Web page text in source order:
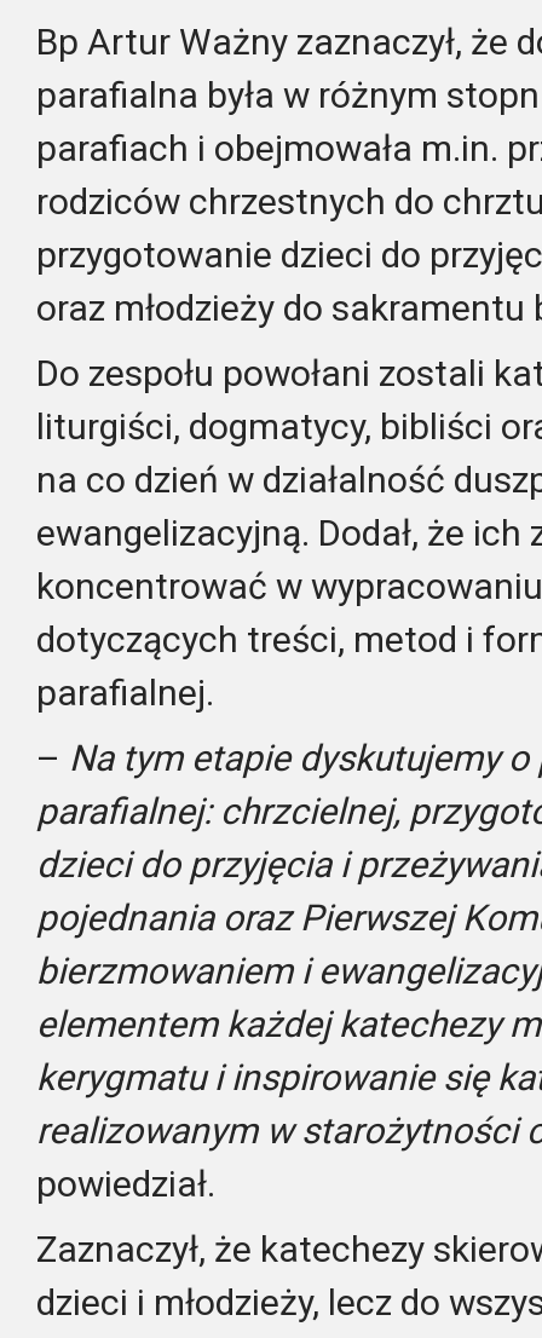
Bp Artur Ważny zaznaczył, że
parafialna była w różnym
parafiach i obejmowała m.in.
rodziców chrzestnych do
przygotowanie dzieci do
oraz młodzieży do
Do zespołu powołani zostali
liturgiści, dogmatycy, bibliści
na co dzień w działalność
ewangelizacyjną. Dodał, że ich
koncentrować w
dotyczących treści, metod i
parafialnej.
– Na tym etapie dyskutujemy
parafialnej: chrzcielnej,
dzieci do przyjęcia i
pojednania oraz Pierwszej
bierzmowaniem i
elementem każdej katechezy
kerygmatu i inspirowanie się
realizowanym w starożytności
powiedział.
Zaznaczył, że katechezy
dzieci i młodzieży, lecz do